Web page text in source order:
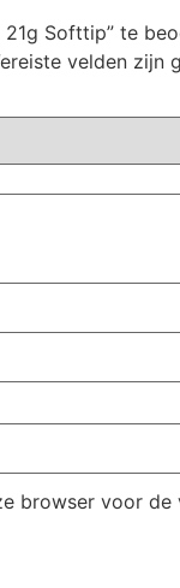
21g Softtip” te
velden zijn
browser voor